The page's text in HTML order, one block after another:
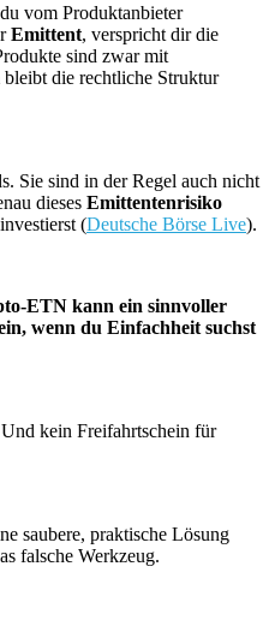
vom Produktanbieter
Emittent, verspricht dir die
sind zwar mit
die rechtliche Struktur
Sie sind in der Regel auch nicht
dieses Emittentenrisiko
(Deutsche Börse Live).
ETN kann ein sinnvoller
wenn du Einfachheit suchst
kein Freifahrtschein für
saubere, praktische Lösung
falsche Werkzeug.